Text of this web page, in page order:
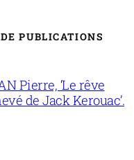
PUBLICATIONS
Pierre, ‘Le rêve
de Jack Kerouac’.